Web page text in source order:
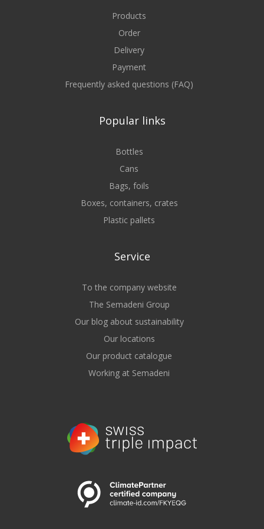
Products
Order
Delivery
Payment
Frequently asked questions (FAQ)
Popular links
Bottles
Cans
Bags, foils
Boxes, containers, crates
Plastic pallets
Service
To the company website
The Semadeni Group
Our blog about sustainability
Our locations
Our product catalogue
Working at Semadeni